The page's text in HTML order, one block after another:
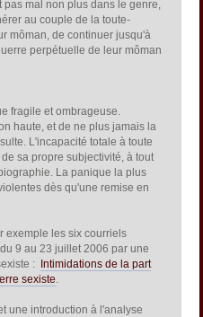
mal non plus dans le genre,
au couple de la toute-
môman, de continuer jusqu'à
perpétuelle de leur môman
fragile et ombrageuse.
haute, et de ne plus jamais la
L'incapacité totale à toute
sa propre subjectivité, à tout
La panique la plus
dès qu'une remise en
exemple les six courriels
9 au 23 juillet 2006 par une
:
Intimidations de la part
sexiste.
une introduction à l'analyse